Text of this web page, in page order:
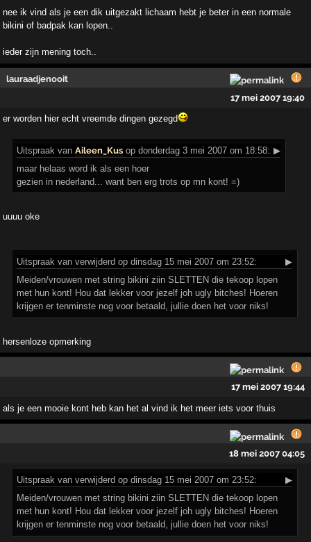
nee ik vind als je een dik uitgezakt lichaam hebt je beter in een normale
bikini of badpak kan lopen..
ieder zijn mening toch..
lauraadjenooit
17 mei 2007 19:40
er worden hier echt vreemde dingen gezegd
Uitspraak vanAileen_Kus op donderdag 3 mei 2007 om 18:58: ▶
maar helaas word ik als een hoer
gezien in nederland... want ben erg trots op mn kont! =)
uuuu oke
Uitspraak van verwijderd op dinsdag 15 mei 2007 om 23:52:
▶
Meiden/vrouwen met string bikini ziin SLETTEN die tekoop lopen
met hun kont! Hou dat lekker voor jezelf joh ugly bitches! Hoeren
krijgen er tenminste nog voor betaald, jullie doen het voor niks!
hersenloze opmerking
17 mei 2007 19:44
als je een mooie kont heb kan het al vind ik het meer iets voor thuis
18 mei 2007 04:05
Uitspraak van verwijderd op dinsdag 15 mei 2007 om 23:52:
▶
Meiden/vrouwen met string bikini ziin SLETTEN die tekoop lopen
met hun kont! Hou dat lekker voor jezelf joh ugly bitches! Hoeren
krijgen er tenminste nog voor betaald, jullie doen het voor niks!